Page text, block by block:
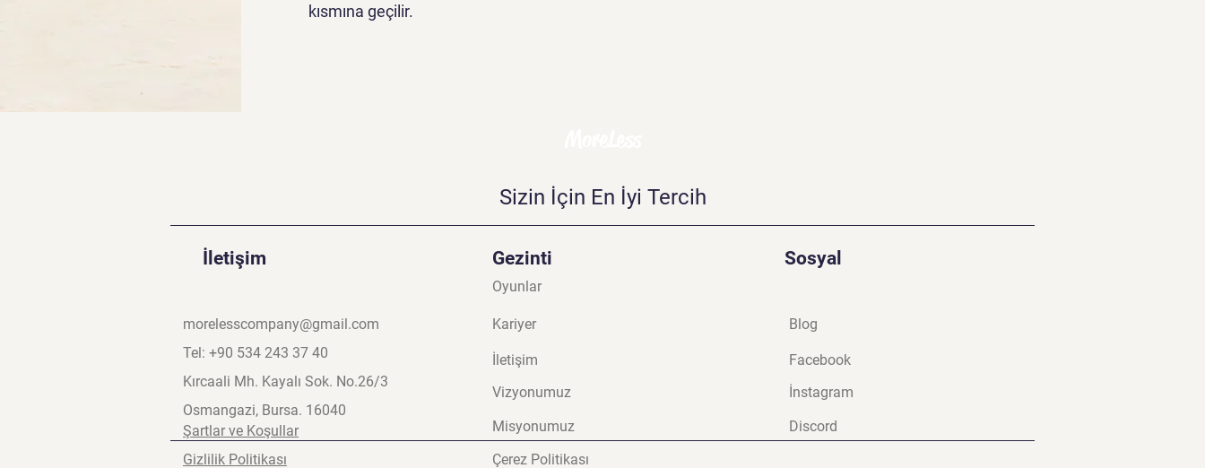
kısmına geçilir.
Sizin İçin En İyi Tercih
İletişim
morelesscompany@gmail.com
Tel: +90 534 243 37 40
Kırcaali Mh. Kayalı Sok. No.26/3
Osmangazi, Bursa. 16040
Şartlar ve Koşullar
Gizlilik Politikası
Gezinti
Oyunlar
Kariyer
İletişim
Vizyonumuz
Misyonumuz
Çerez Politikası
Sosyal
Blog
Facebook
İnstagram
Discord